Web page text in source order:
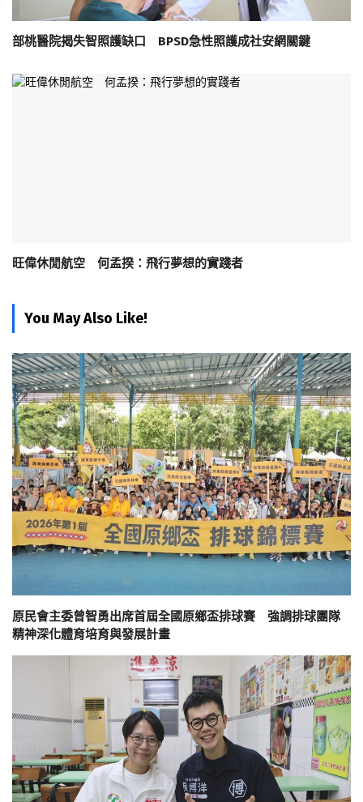
部桃醫院揭失智照護缺口 BPSD急性照護成社安網關鍵
旺偉休閒航空 何孟揆：飛行夢想的實踐者
You May Also Like!
原民會主委曾智勇出席首屆全國原鄉盃排球賽 強調排球團隊
精神深化體育培育與發展計畫